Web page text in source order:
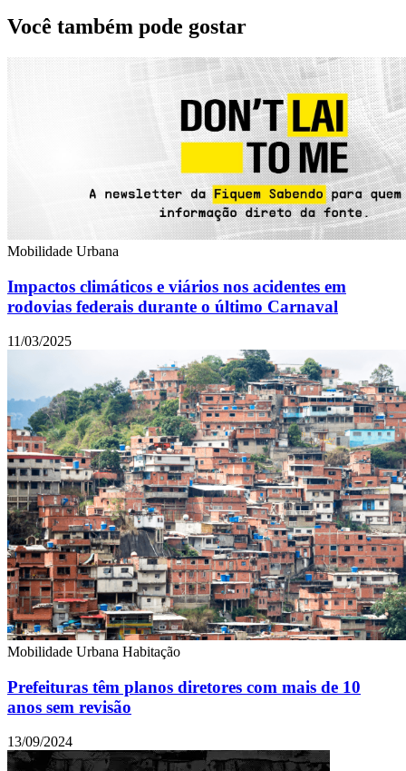
Você também pode gostar
Mobilidade Urbana
Impactos climáticos e viários nos acidentes em
rodovias federais durante o último Carnaval
11/03/2025
Mobilidade Urbana Habitação
Prefeituras têm planos diretores com mais de 10
anos sem revisão
13/09/2024